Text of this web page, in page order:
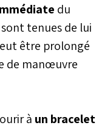
du
tenues de lui
être prolongé
de manœuvre
à un bracelet